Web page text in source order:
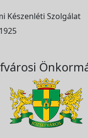
Készenléti Szolgálat